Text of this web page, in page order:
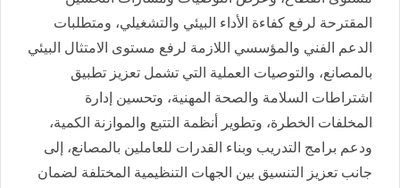
المقترحة لرفع كفاءة الأداء البيئي والتشغيلي، ومتطلبات
الدعم الفني والمؤسسي اللازمة لرفع مستوى الامتثال البيئي
بالمصانع، والتوصيات العملية التي تشمل تعزيز تطبيق
اشتراطات السلامة والصحة المهنية، وتحسين إدارة
المخلفات الخطرة، وتطوير أنظمة التتبع والموازنة الكمية،
ودعم برامج التدريب وبناء القدرات للعاملين بالمصانع، إلى
جانب تعزيز التنسيق بين الجهات التنظيمية المختلفة لضمان